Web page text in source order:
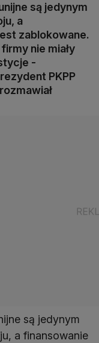
są jedynym
a
zablokowane.
nie miały
-
PKPP
są jedynym
a finansowanie